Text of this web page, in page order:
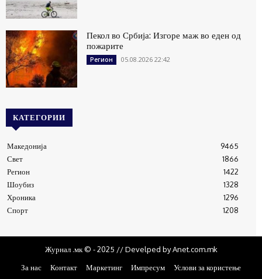
Пекол во Србија: Изгоре маж во еден од
пожарите
Регион 05.08.2026 22:42
КАТЕГОРИИ
Македонија
9465
Свет
1866
Регион
1422
Шоубиз
1328
Хроника
1296
Спорт
1208
Журнал .мк © - 2025 // Develped by Anet.com.mk
За нас
Контакт Маркетинг Импресум Услови за користење